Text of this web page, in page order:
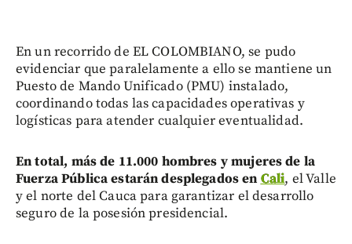
En un recorrido de EL COLOMBIANO, se pudo
evidenciar que paralelamente a ello se mantiene un
Puesto de Mando Unificado (PMU) instalado,
coordinando todas las capacidades operativas y
logísticas para atender cualquier eventualidad.
En total, más de 11.000 hombres y mujeres de la
Fuerza Pública estarán desplegados en Cali, el Valle
y el norte del Cauca para garantizar el desarrollo
seguro de la posesión presidencial.